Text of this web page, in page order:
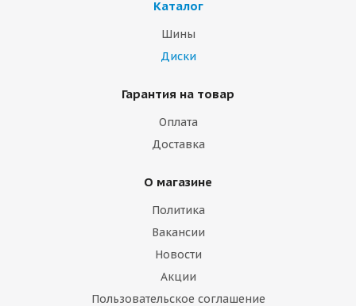
Каталог
Шины
Диски
Гарантия на товар
Оплата
Доставка
О магазине
Политика
Вакансии
Новости
Акции
Пользовательское соглашение